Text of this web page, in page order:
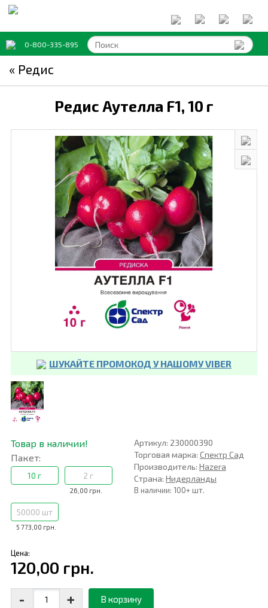
0-800-335-895
« Редис
Редис Аутелла F1, 10 г
ШУКАЙТЕ ПРОМОКОД У НАШОМУ VIBER
Товар в наличии!
Пакет:
10 г
26,00 грн.
2 г
5 773,00 грн.
50000 шт
Артикул: 230000390
Торговая марка: Спектр Сад
Производитель: Hazera
Страна: Нидерланды
В наличии: 100+ шт.
Цена:
120,00 грн.
- + В корзину